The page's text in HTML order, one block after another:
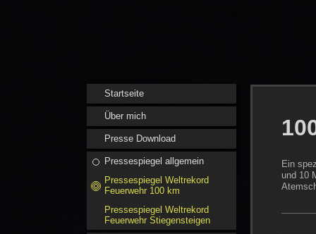
Startseite
Über mich
Presse Download
Pressespiegel allgemein
Pressespiegel Weltrekord
Feuerwehr 100 km
Pressespiegel Weltrekord
Feuerwehr Stiegensteigen
Ein
und 10